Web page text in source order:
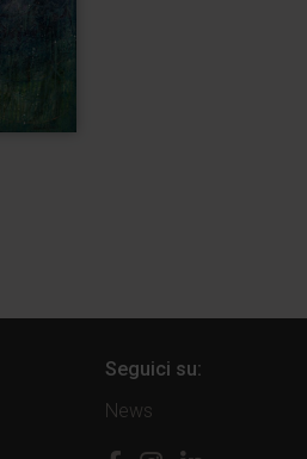
Seguici su:
News